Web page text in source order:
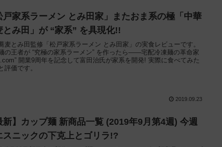
戸家系ラーメン とみ田家」またおま系の極「中華
とみ田」が “家系” を具現化!!
麦とみ田監修「松戸家系ラーメン とみ田家」の実食レビューです。
の王者が “究極の家系ラーメン” を作ったら——宅配冷凍麺の革命家
.com” 開業9周年を記念して富田治氏が家系を開発! 実際に食べてみた
評価です。
2019.09.23
新】カップ麺 新商品一覧 (2019年9月第4週) 今週
スニックの下克上とゴリラ!?